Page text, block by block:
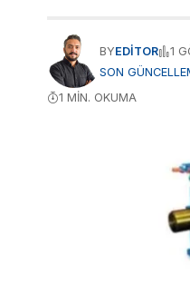
SON
BYEDITOR 1
1 MIN. OKUMA